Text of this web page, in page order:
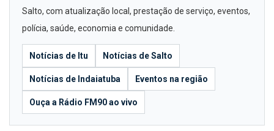
Salto, com atualização local, prestação de serviço, eventos,
polícia, saúde, economia e comunidade.
Notícias de Itu Notícias de Salto
Notícias de Indaiatuba Eventos na região
Ouça a Rádio FM90 ao vivo